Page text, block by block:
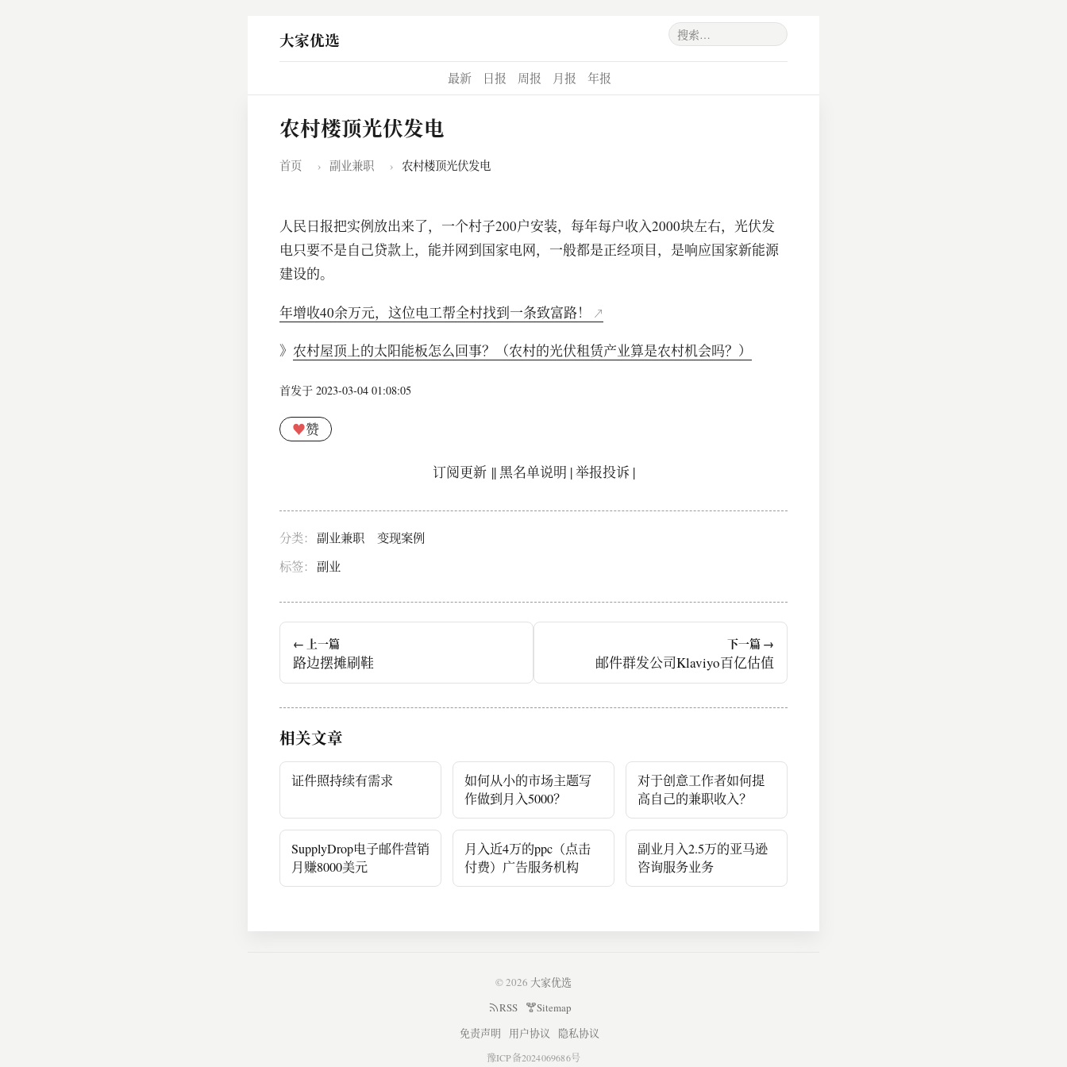
大家优选
最新 日报 周报 月报 年报
农村楼顶光伏发电
首页 › 副业兼职 › 农村楼顶光伏发电
人民日报把实例放出来了，一个村子200户安装，每年每户收入2000块左右，光伏发
电只要不是自己贷款上，能并网到国家电网，一般都是正经项目，是响应国家新能源
建设的。
年增收40余万元，这位电工帮全村找到一条致富路！
》 农村屋顶上的太阳能板怎么回事？（农村的光伏租赁产业算是农村机会吗？）
首发于 2023-03-04 01:08:05
♥赞
订阅更新||黑名单说明 |举报投诉 |
分类： 副业兼职
变现案例
标签： 副业
← 上一篇
​路边摆摊刷鞋
下一篇 →
邮件群发公司Klaviyo百亿估值
相关文章
证件照持续有需求
如何从小的市场主题写
作做到月入5000？
对于创意工作者如何提
高自己的兼职收入？
SupplyDrop电子邮件营销
月赚8000美元
月入近4万的ppc（点击
付费）广告服务机构
副业月入2.5万的亚马逊
咨询服务业务
© 2026 大家优选
RSS
Sitemap
免责声明
用户协议 隐私协议
豫ICP备2024069686号